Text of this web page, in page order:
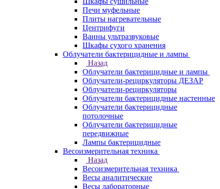
Печи муфельные
Плиты нагревательные
Центрифуги
Ванны ультразвуковые
Шкафы сухого хранения
Облучатели бактерицидные и лампы
Назад
Облучатели бактерицидные и лампы
Облучатели-рециркуляторы ДЕЗАР
Облучатели-рециркуляторы
Облучатели бактерицидные настенные
Облучатели бактерицидные
потолочные
Облучатели бактерицидные
передвижные
Лампы бактерицидные
Весоизмерительная техника
Назад
Весоизмерительная техника
Весы аналитические
Весы лабораторные